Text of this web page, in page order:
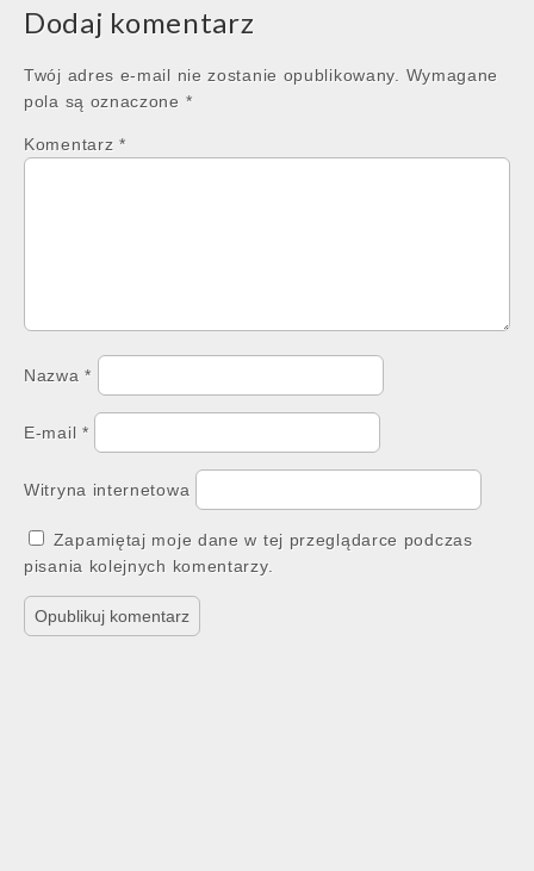
Dodaj komentarz
Twój adres e-mail nie zostanie opublikowany.
Wymagane
pola są oznaczone *
Komentarz *
Nazwa*
E-mail *
Witryna internetowa
Zapamiętaj moje dane w tej przeglądarce podczas
pisania kolejnych komentarzy.